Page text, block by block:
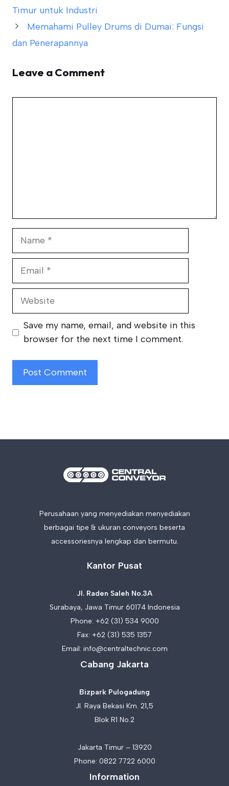
Timur untuk Industri
Memahami Pulley Drums di Dumai: Fungsi
dan Penerapannya
Leave a Comment
Website
Save my name, email, and website in this
browser for the next time I comment.
Perusahaan yang menyediakan menyediakan
berbagai tipe & ukuran conveyors beserta
accessoriesnya lengkap dan bermutu.
Kantor Pusat
Jl. Raden Saleh No.3A
Surabaya, Jawa Timur 60174 Indonesia
Phone: +62 (31) 534 9000
Fax: +62 (31) 535 1357
Email: info@centraltechnic.com
Cabang Jakarta
Bizpark Pulogadung
Jl. Raya Bekasi Km. 21,5
Blok R1 No.2
Jakarta Timur – 13920
Phone: 0822 7722 6000
Information